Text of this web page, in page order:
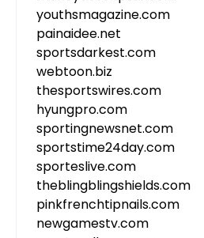
youthsmagazine.com
painaidee.net
sportsdarkest.com
webtoon.biz
thesportswires.com
hyungpro.com
sportingnewsnet.com
sportstime24day.com
sporteslive.com
theblingblingshields.com
pinkfrenchtipnails.com
newgamestv.com